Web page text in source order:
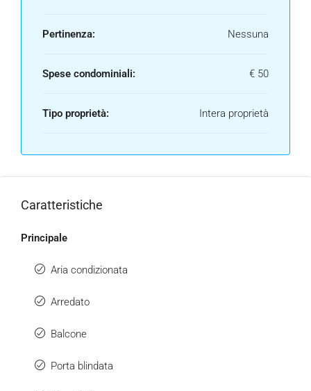
Pertinenza: Nessuna
Spese condominiali: € 50
Tipo proprietà: Intera proprietà
Caratteristiche
Principale
Aria condizionata
Arredato
Balcone
Porta blindata